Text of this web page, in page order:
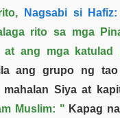
Nagsabi si Hafiz:
rito sa mga
at ang mga katulad
ang grupo ng tao
Siya at
Muslim: " Kapag